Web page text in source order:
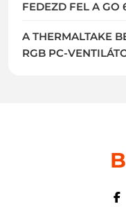
FEDEZD FEL A GO
A THERMALTAKE
RGB PC-